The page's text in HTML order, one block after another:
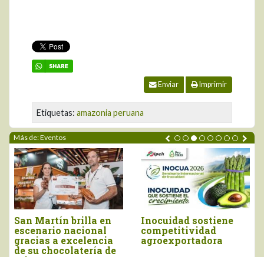
Enviar Imprimir
Etiquetas: amazonia peruana
Más de: Eventos
en
de
Inocuidad sostiene
competitividad
agroexportadora
Piura brilló en el
Salón del Cacao y
Chocolate
Internacional